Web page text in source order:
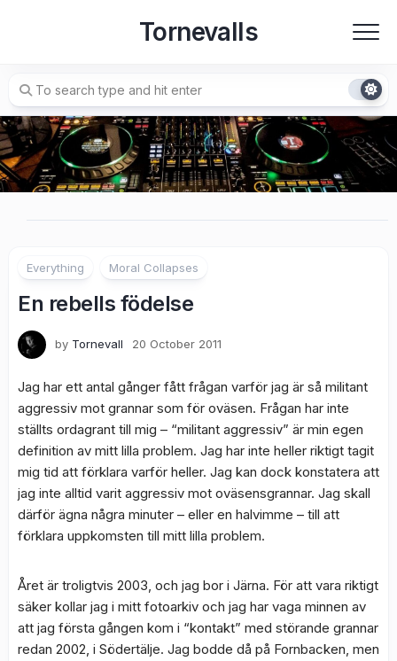
Tornevalls
Everything Moral Collapses
En rebells födelse
by Tornevall 20 October 2011
Jag har ett antal gånger fått frågan varför jag är så militant
aggressiv mot grannar som för oväsen. Frågan har inte
ställts ordagrant till mig – “militant aggressiv” är min egen
definition av mitt lilla problem. Jag har inte heller riktigt tagit
mig tid att förklara varför heller. Jag kan dock konstatera att
jag inte alltid varit aggressiv mot oväsensgrannar. Jag skall
därför ägna några minuter – eller en halvimme – till att
förklara uppkomsten till mitt lilla problem.
Året är troligtvis 2003, och jag bor i Järna. För att vara riktigt
säker kollar jag i mitt fotoarkiv och jag har vaga minnen av
att jag första gången kom i “kontakt” med störande grannar
redan 2002, i Södertälje. Jag bodde då på Fornbacken, men